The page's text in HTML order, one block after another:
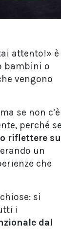
attento!» è
bambini o
vengono
se non c’è
perché
riflettere
un
che
si
i
dal